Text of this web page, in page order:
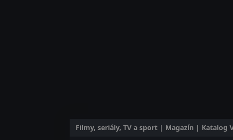
Filmy, seriály, TV a sport | Magazín | Katalog